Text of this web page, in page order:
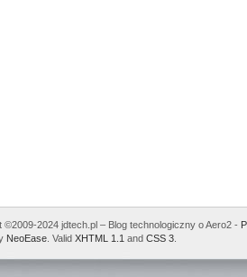
©2009-2024 jdtech.pl – Blog technologiczny o Aero2 -
NeoEase . Valid XHTML 1.1 and CSS 3